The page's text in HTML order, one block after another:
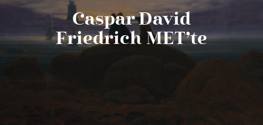
Caspar David
Friedrich MET’te